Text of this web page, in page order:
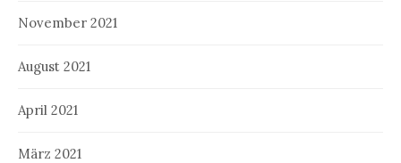
November 2021
August 2021
April 2021
März 2021